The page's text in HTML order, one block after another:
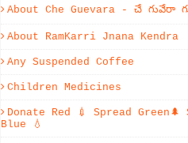
About Che Guevara - చే గువేరా
About RamKarri Jnana Kendra
Any Suspended Coffee
Children Medicines
Donate Red 💉 Spread Green🌲
Blue 💧